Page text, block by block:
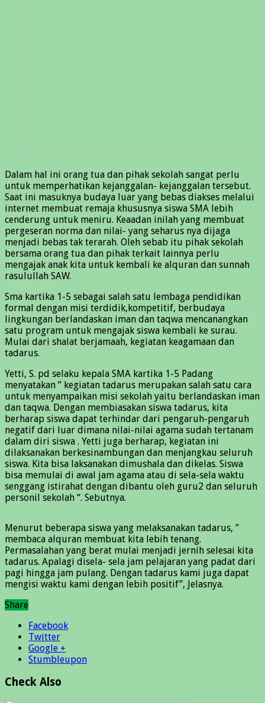
Dalam hal ini orang tua dan pihak sekolah sangat perlu
untuk memperhatikan kejanggalan- kejanggalan tersebut.
Saat ini masuknya budaya luar yang bebas diakses melalui
internet membuat remaja khususnya siswa SMA lebih
cenderung untuk meniru. Keaadan inilah yang membuat
pergeseran norma dan nilai- yang seharus nya dijaga
menjadi bebas tak terarah. Oleh sebab itu pihak sekolah
bersama orang tua dan pihak terkait lainnya perlu
mengajak anak kita untuk kembali ke alquran dan sunnah
rasulullah SAW.
Sma kartika 1-5 sebagai salah satu lembaga pendidikan
formal dengan misi terdidik,kompetitif, berbudaya
lingkungan berlandaskan iman dan taqwa mencanangkan
satu program untuk mengajak siswa kembali ke surau.
Mulai dari shalat berjamaah, kegiatan keagamaan dan
tadarus.
Yetti, S. pd selaku kepala SMA kartika 1-5 Padang
menyatakan ” kegiatan tadarus merupakan salah satu cara
untuk menyampaikan misi sekolah yaitu berlandaskan iman
dan taqwa. Dengan membiasakan siswa tadarus, kita
berharap siswa dapat terhindar dari pengaruh-pengaruh
negatif dari luar dimana nilai-nilai agama sudah tertanam
dalam diri siswa . Yetti juga berharap, kegiatan ini
dilaksanakan berkesinambungan dan menjangkau seluruh
siswa. Kita bisa laksanakan dimushala dan dikelas. Siswa
bisa memulai di awal jam agama atau di sela-sela waktu
senggang istirahat dengan dibantu oleh guru2 dan seluruh
personil sekolah “. Sebutnya.
Menurut beberapa siswa yang melaksanakan tadarus, ”
membaca alquran membuat kita lebih tenang.
Permasalahan yang berat mulai menjadi jernih selesai kita
tadarus. Apalagi disela- sela jam pelajaran yang padat dari
pagi hingga jam pulang. Dengan tadarus kami juga dapat
mengisi waktu kami dengan lebih positif”, Jelasnya.
Share
Facebook
Twitter
Google +
Stumbleupon
Check Also